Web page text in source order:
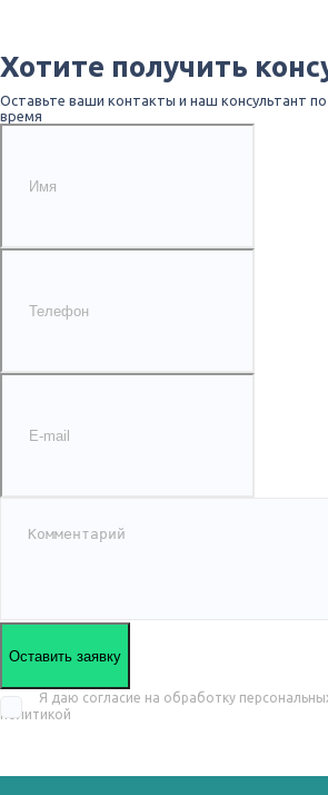
Хотите получить
Оставьте ваши контакты и наш консультант
время
Оставить заявку
Я даю согласие на обработку
политикой